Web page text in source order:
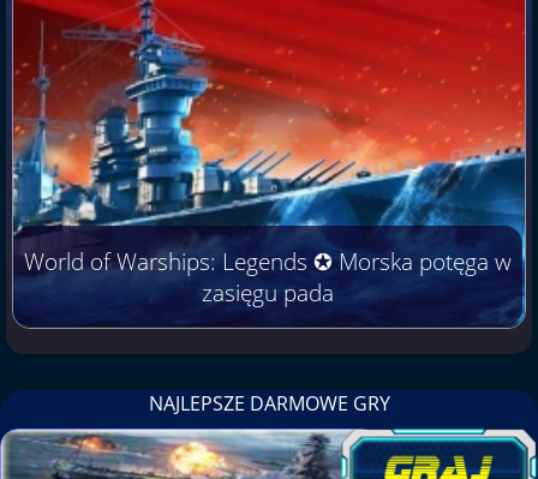
World of Warships: Legends ✪ Morska potęga w
zasięgu pada
NAJLEPSZE DARMOWE GRY